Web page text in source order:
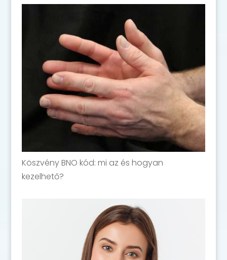
Köszvény BNO kód: mi az és hogyan
kezelhető?